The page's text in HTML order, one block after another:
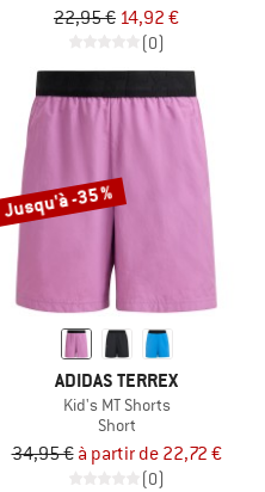
22,95 € 14,92 €
(0)
Jusqu'à -35 %
ADIDAS TERREX
Kid's MT Shorts
Short
34,95 € à partir de 22,72 €
(0)